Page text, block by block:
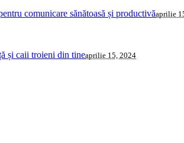
comunicare sănătoasă și productivăaprilie
și caii troieni din tineaprilie 15, 2024